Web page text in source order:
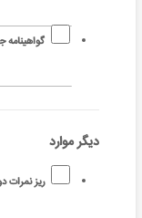
گواهینامه
دیگر موارد
ریز نمرات